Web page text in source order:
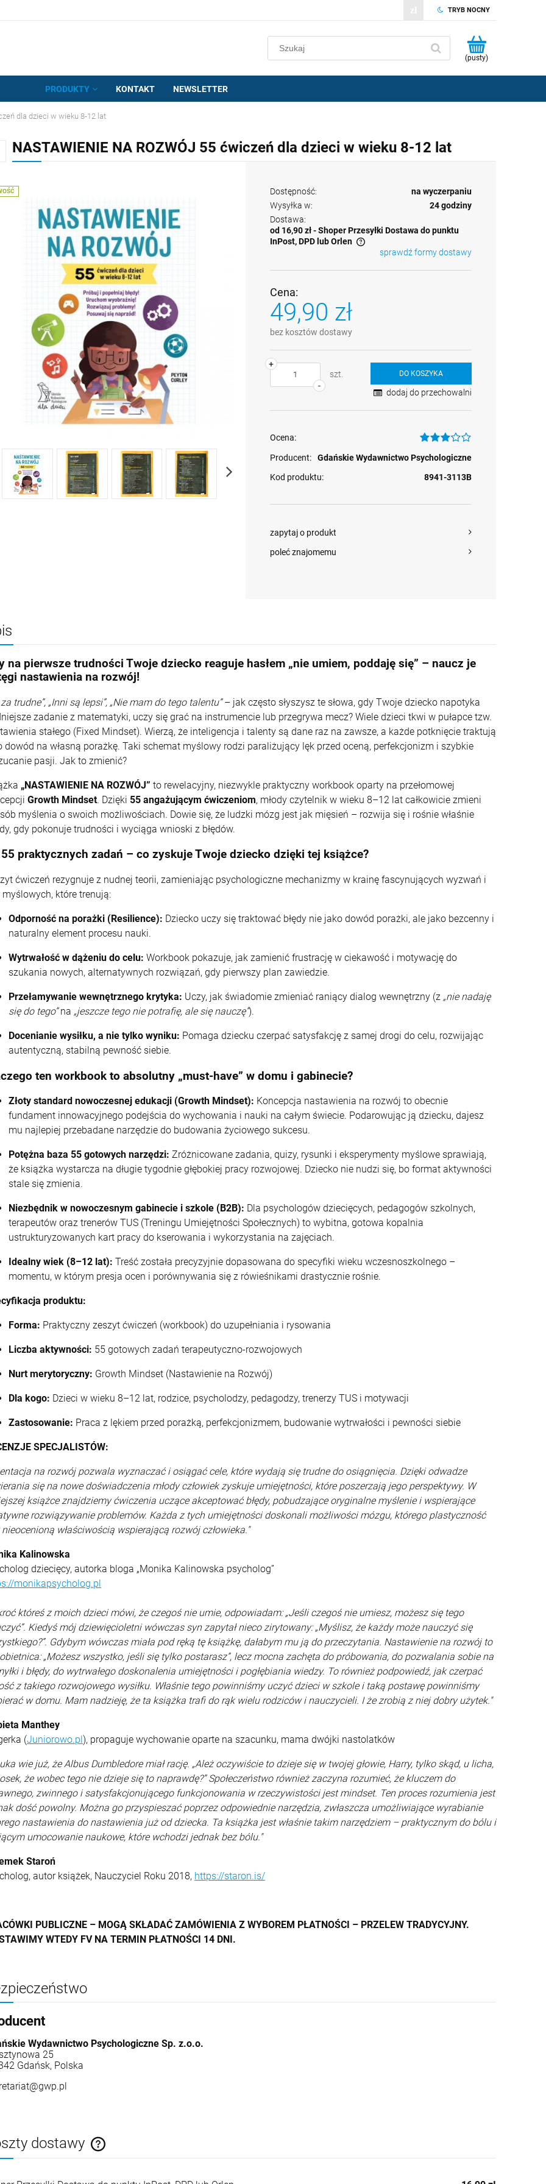
TRYB NOCNY
(pusty)
PRODUKTY KONTAKT NEWSLETTER
dla dzieci w wieku 8-12 lat
NASTAWIENIE NA ROZWÓJ 55 ćwiczeń dla dzieci w wieku 8-12 lat
Dostępność:
na wyczerpaniu
Wysyłka w:
24 godziny
Dostawa:
od 16,90 zł- Shoper Przesyłki Dostawa do punktu
InPost, DPD lub Orlen
Cena nie zawiera ewentualnych kosztów
sprawdź formy dostawy
Cena:
49,90 zł
bez kosztów dostawy
-
+
szt.
DO KOSZYKA
dodaj do przechowalni
Ocena:
Producent:
Gdańskie Wydawnictwo Psychologiczne
Kod produktu:
8941-3113B
zapytaj o produkt
poleć znajomemu
na pierwsze trudności Twoje dziecko reaguje hasłem „nie umiem, poddaję się” – naucz je
nastawienia na rozwój!
za trudne”, „Inni są lepsi”, „Nie mam do tego talentu”– jak często słyszysz te słowa, gdy Twoje dziecko napotyka
zadanie z matematyki, uczy się grać na instrumencie lub przegrywa mecz? Wiele dzieci tkwi w pułapce tzw.
stałego (Fixed Mindset). Wierzą, że inteligencja i talenty są dane raz na zawsze, a każde potknięcie traktują
dowód na własną porażkę. Taki schemat myślowy rodzi paraliżujący lęk przed oceną, perfekcjonizm i szybkie
pasji. Jak to zmienić?
„NASTAWIENIE NA ROZWÓJ” to rewelacyjny, niezwykle praktyczny workbook oparty na przełomowej
Growth Mindset. Dzięki 55 angażującym ćwiczeniom, młody czytelnik w wieku 8–12 lat całkowicie zmieni
myślenia o swoich możliwościach. Dowie się, że ludzki mózg jest jak mięsień – rozwija się i rośnie właśnie
gdy pokonuje trudności i wyciąga wnioski z błędów.
praktycznych zadań – co zyskuje Twoje dziecko dzięki tej książce?
ćwiczeń rezygnuje z nudnej teorii, zamieniając psychologiczne mechanizmy w krainę fascynujących wyzwań i
myślowych, które trenują:
Odporność na porażki (Resilience): Dziecko uczy się traktować błędy nie jako dowód porażki, ale jako bezcenny i
naturalny element procesu nauki.
Wytrwałość w dążeniu do celu: Workbook pokazuje, jak zamienić frustrację w ciekawość i motywację do
szukania nowych, alternatywnych rozwiązań, gdy pierwszy plan zawiedzie.
Przełamywanie wewnętrznego krytyka: Uczy, jak świadomie zmieniać raniący dialog wewnętrzny (z „nie nadaję
się do tego”na „jeszcze tego nie potrafię, ale się nauczę”).
Docenianie wysiłku, a nie tylko wyniku: Pomaga dziecku czerpać satysfakcję z samej drogi do celu, rozwijając
autentyczną, stabilną pewność siebie.
ten workbook to absolutny „must-have” w domu i gabinecie?
Złoty standard nowoczesnej edukacji (Growth Mindset): Koncepcja nastawienia na rozwój to obecnie
fundament innowacyjnego podejścia do wychowania i nauki na całym świecie. Podarowując ją dziecku, dajesz
mu najlepiej przebadane narzędzie do budowania życiowego sukcesu.
Potężna baza 55 gotowych narzędzi: Zróżnicowane zadania, quizy, rysunki i eksperymenty myślowe sprawiają,
że książka wystarcza na długie tygodnie głębokiej pracy rozwojowej. Dziecko nie nudzi się, bo format aktywności
stale się zmienia.
Niezbędnik w nowoczesnym gabinecie i szkole (B2B): Dla psychologów dziecięcych, pedagogów szkolnych,
terapeutów oraz trenerów TUS (Treningu Umiejętności Społecznych) to wybitna, gotowa kopalnia
ustrukturyzowanych kart pracy do kserowania i wykorzystania na zajęciach.
Idealny wiek (8–12 lat): Treść została precyzyjnie dopasowana do specyfiki wieku wczesnoszkolnego –
momentu, w którym presja ocen i porównywania się z rówieśnikami drastycznie rośnie.
produktu:
Forma: Praktyczny zeszyt ćwiczeń (workbook) do uzupełniania i rysowania
Liczba aktywności: 55 gotowych zadań terapeutyczno-rozwojowych
Nurt merytoryczny: Growth Mindset (Nastawienie na Rozwój)
Dla kogo: Dzieci w wieku 8–12 lat, rodzice, psycholodzy, pedagodzy, trenerzy TUS i motywacji
Zastosowanie: Praca z lękiem przed porażką, perfekcjonizmem, budowanie wytrwałości i pewności siebie
SPECJALISTÓW:
na rozwój pozwala wyznaczać i osiągać cele, które wydają się trudne do osiągnięcia. Dzięki odwadze
się na nowe doświadczenia młody człowiek zyskuje umiejętności, które poszerzają jego perspektywy. W
książce znajdziemy ćwiczenia uczące akceptować błędy, pobudzające oryginalne myślenie i wspierające
rozwiązywanie problemów. Każda z tych umiejętności doskonali możliwości mózgu, którego plastyczność
właściwością wspierającą rozwój człowieka."
Kalinowska
dziecięcy, autorka bloga „Monika Kalinowska psycholog”
monikapsycholog.pl
któreś z moich dzieci mówi, że czegoś nie umie, odpowiadam: „Jeśli czegoś nie umiesz, możesz się tego
Kiedyś mój dziewięcioletni wówczas syn zapytał nieco zirytowany: „Myślisz, że każdy może nauczyć się
Gdybym wówczas miała pod ręką tę książkę, dałabym mu ją do przeczytania. Nastawienie na rozwój to
„Możesz wszystko, jeśli się tylko postarasz”, lecz mocna zachęta do próbowania, do pozwalania sobie na
i błędy, do wytrwałego doskonalenia umiejętności i pogłębiania wiedzy. To również podpowiedź, jak czerpać
z takiego rozwojowego wysiłku. Właśnie tego powinniśmy uczyć dzieci w szkole i taką postawę powinniśmy
w domu. Mam nadzieję, że ta książka trafi do rąk wielu rodziców i nauczycieli. I że zrobią z niej dobry użytek."
Manthey
(Juniorowo.pl ), propaguje wychowanie oparte na szacunku, mama dwójki nastolatków
wie już, że Albus Dumbledore miał rację. „Ależ oczywiście to dzieje się w twojej głowie, Harry, tylko skąd, u licha,
że wobec tego nie dzieje się to naprawdę?” Społeczeństwo również zaczyna rozumieć, że kluczem do
zwinnego i satysfakcjonującego funkcjonowania w rzeczywistości jest mindset. Ten proces rozumienia jest
dość powolny. Można go przyspieszać poprzez odpowiednie narzędzia, zwłaszcza umożliwiające wyrabianie
nastawienia do nastawienia już od dziecka. Ta książka jest właśnie takim narzędziem – praktycznym do bólu i
umocowanie naukowe, które wchodzi jednak bez bólu."
Staroń
autor książek, Nauczyciel Roku 2018, https://staron.is/
PUBLICZNE – MOGĄ SKŁADAĆ ZAMÓWIENIA Z WYBOREM PŁATNOŚCI – PRZELEW TRADYCYJNY.
WTEDY FV NA TERMIN PŁATNOŚCI 14 DNI.
Wydawnictwo Psychologiczne Sp. z.o.o.
25
Gdańsk, Polska
dostawy